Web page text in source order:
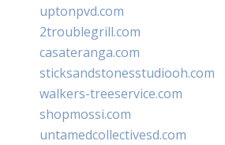
uptonpvd.com
2troublegrill.com
casateranga.com
sticksandstonesstudiooh.com
walkers-treeservice.com
shopmossi.com
untamedcollectivesd.com